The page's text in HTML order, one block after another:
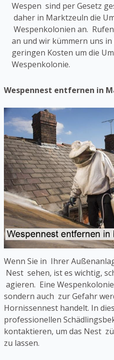
Wespen sind per Gesetz
daher in Marktzeuln die
Wespenkolonien an.
an und wir kümmern uns
geringen Kosten um die
Wespenkolonie.
Wespennest entfernen in
Wenn Sie in Ihrer
Nest sehen, ist es wichtig,
agieren. Eine
sondern auch zur Gefahr
Hornissennest handelt. In
professionellen
kontaktieren, um das Nest
zu lassen.